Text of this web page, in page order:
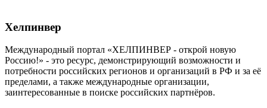
Хелпинвер
Международный портал «ХЕЛПИНВЕР - открой новую
Россию!» - это ресурс, демонстрирующий возможности и
потребности российских регионов и организаций в РФ и за её
пределами, а также международные организации,
заинтересованные в поиске российских партнёров.